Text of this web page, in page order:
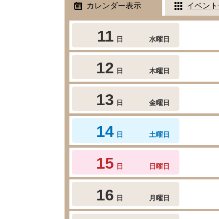
カレンダー表示 イベン
11 日 水曜日
12 日 木曜日
13 日 金曜日
14 日 土曜日
15 日 日曜日
16 日 月曜日